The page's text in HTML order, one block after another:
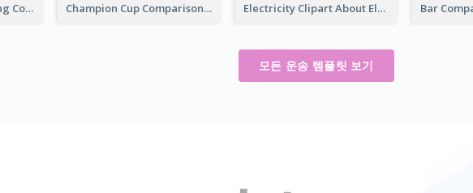
Bottles Clipart Showing Comparison Champion Cup Comparison About Car Electricity Clipart About Electric Car
모든 운송 템플릿 보기